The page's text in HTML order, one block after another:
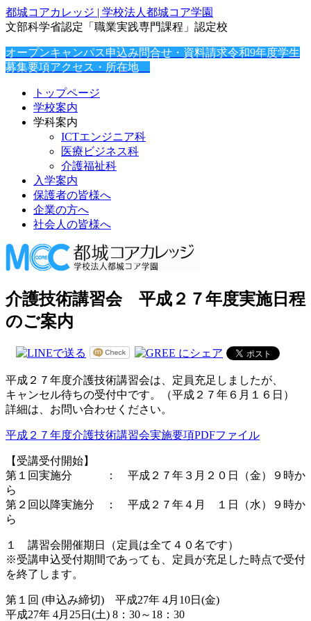
都城コアカレッジ | 学校法人都城コア学園
文部科学省認定「職業実践専門課程」認定校
オープンキャンパス申込み問合せ・資料請求令和9年度学生
募集要項アクセス・所在地
トップページ
学校案内
学科案内
ICTエンジニア科
医療ビジネス科
介護福祉科
入学案内
保護者の皆様へ
企業の方へ
社会人の皆様へ
介護技術講習会 平成２７年度実施日程
のご案内
平成２７年度介護技術講習会は、定員充足しましたが、
キャンセル待ちの受付中です。（平成２７年６月１６日）
詳細は、お問い合わせください。
平成２７年度介護技術講習会実施要項PDFファイル
【受講受付開始】
第１回実施分 ： 平成２７年３月２０日（金）９時か
ら
第２回以降実施分 ： 平成２７年４月 １日（水）９時か
ら
１ 講習会開催期日（定員は全て４０名です）
※受講申込受付期間であっても、定員が充足した時点で受付
を終了します。
第１回 (申込み締切) 平成27年 4月10日(金)
平成27年 4月25日(土) 8：30～18：30